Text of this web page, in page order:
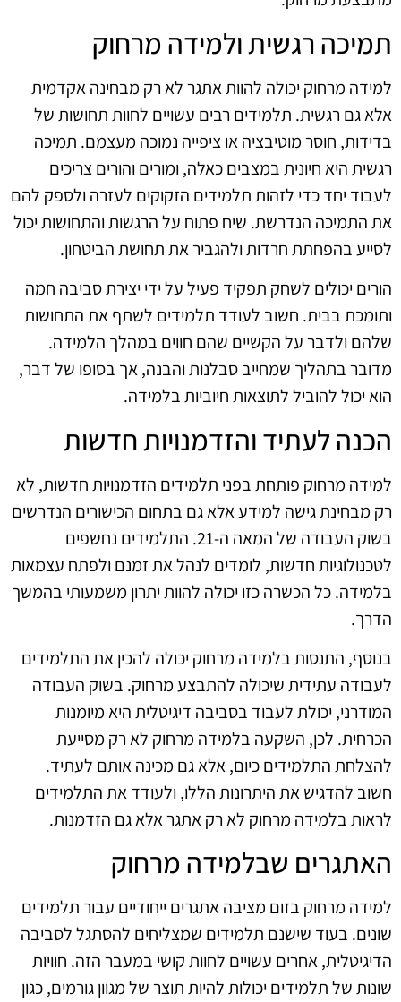
תמיכה רגשית ולמידה מרחוק
למידה מרחוק יכולה להוות אתגר לא רק מבחינה אקדמית
אלא גם רגשית. תלמידים רבים עשויים לחוות תחושות של
בדידות, חוסר מוטיבציה או ציפייה נמוכה מעצמם. תמיכה
רגשית היא חיונית במצבים כאלה, ומורים והורים צריכים
לעבוד יחד כדי לזהות תלמידים הזקוקים לעזרה ולספק להם
את התמיכה הנדרשת. שיח פתוח על הרגשות והתחושות יכול
לסייע בהפחתת חרדות ולהגביר את תחושת הביטחון.
הורים יכולים לשחק תפקיד פעיל על ידי יצירת סביבה חמה
ותומכת בבית. חשוב לעודד תלמידים לשתף את התחושות
שלהם ולדבר על הקשיים שהם חווים במהלך הלמידה.
מדובר בתהליך שמחייב סבלנות והבנה, אך בסופו של דבר,
הוא יכול להוביל לתוצאות חיוביות בלמידה.
הכנה לעתיד והזדמנויות חדשות
למידה מרחוק פותחת בפני תלמידים הזדמנויות חדשות, לא
רק מבחינת גישה למידע אלא גם בתחום הכישורים הנדרשים
בשוק העבודה של המאה ה-21. התלמידים נחשפים
לטכנולוגיות חדשות, לומדים לנהל את זמנם ולפתח עצמאות
בלמידה. כל הכשרה כזו יכולה להוות יתרון משמעותי בהמשך
הדרך.
בנוסף, התנסות בלמידה מרחוק יכולה להכין את התלמידים
לעבודה עתידית שיכולה להתבצע מרחוק. בשוק העבודה
המודרני, יכולת לעבוד בסביבה דיגיטלית היא מיומנות
הכרחית. לכן, השקעה בלמידה מרחוק לא רק מסייעת
להצלחת התלמידים כיום, אלא גם מכינה אותם לעתיד.
חשוב להדגיש את היתרונות הללו, ולעודד את התלמידים
לראות בלמידה מרחוק לא רק אתגר אלא גם הזדמנות.
האתגרים שבלמידה מרחוק
למידה מרחוק בזום מציבה אתגרים ייחודיים עבור תלמידים
שונים. בעוד שישנם תלמידים שמצליחים להסתגל לסביבה
הדיגיטלית, אחרים עשויים לחוות קושי במעבר הזה. חוויות
שונות של תלמידים יכולות להיות תוצר של מגוון גורמים, כגון